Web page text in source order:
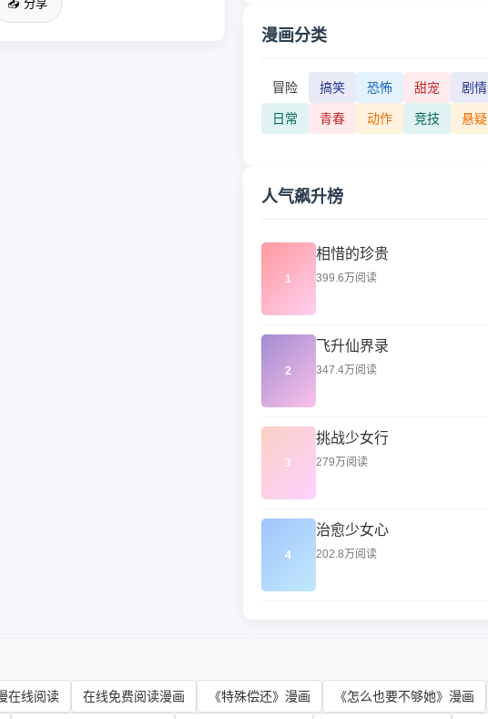
📤 分享
漫画分类
冒险 搞笑 恐怖 甜宠 剧情
日常 青春 动作 竞技 悬疑
人气飙升榜
1
相惜的珍贵
399.6万阅读
2
飞升仙界录
347.4万阅读
3
挑战少女行
279万阅读
4
治愈少女心
202.8万阅读
在线阅读 在线免费阅读漫画 《特殊偿还》漫画 《怎么也要不够她》漫画